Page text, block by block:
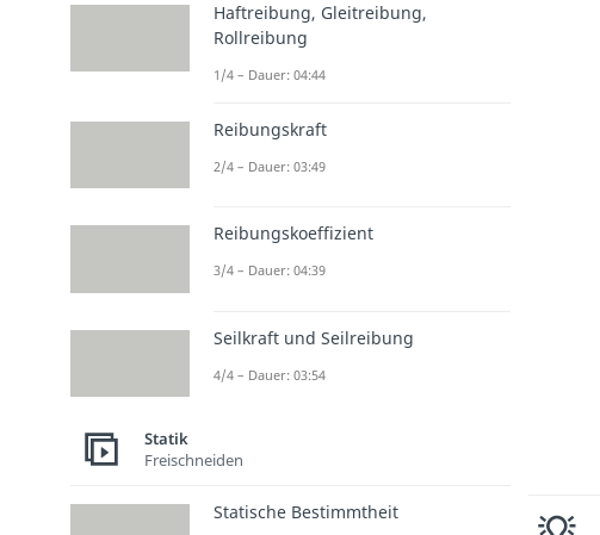
Haftreibung, Gleitreibung,
Rollreibung
1/4 – Dauer: 04:44
Reibungskraft
2/4 – Dauer: 03:49
Reibungskoeffizient
3/4 – Dauer: 04:39
Seilkraft und Seilreibung
4/4 – Dauer: 03:54
Statik
Freischneiden
Statische Bestimmtheit